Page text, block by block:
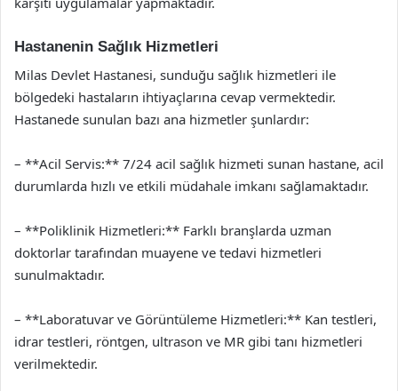
Hastanenin Sağlık Hizmetleri
Milas Devlet Hastanesi, sunduğu sağlık hizmetleri ile
bölgedeki hastaların ihtiyaçlarına cevap vermektedir.
Hastanede sunulan bazı ana hizmetler şunlardır:
– **Acil Servis:** 7/24 acil sağlık hizmeti sunan hastane, acil
durumlarda hızlı ve etkili müdahale imkanı sağlamaktadır.
– **Poliklinik Hizmetleri:** Farklı branşlarda uzman
doktorlar tarafından muayene ve tedavi hizmetleri
sunulmaktadır.
– **Laboratuvar ve Görüntüleme Hizmetleri:** Kan testleri,
idrar testleri, röntgen, ultrason ve MR gibi tanı hizmetleri
verilmektedir.